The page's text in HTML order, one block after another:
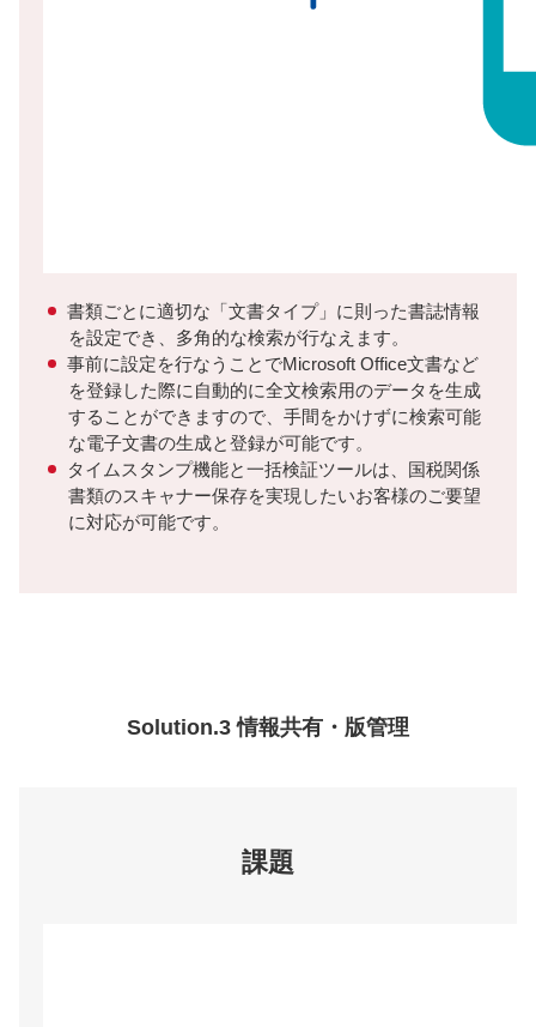
書類ごとに適切な「文書タイプ」に則った書誌情報
を設定でき、多角的な検索が行なえます。
事前に設定を行なうことでMicrosoft Office文書など
を登録した際に自動的に全文検索用のデータを生成
することができますので、手間をかけずに検索可能
な電子文書の生成と登録が可能です。
タイムスタンプ機能と一括検証ツールは、国税関係
書類のスキャナー保存を実現したいお客様のご要望
に対応が可能です。
Solution.3 情報共有・版管理
課題